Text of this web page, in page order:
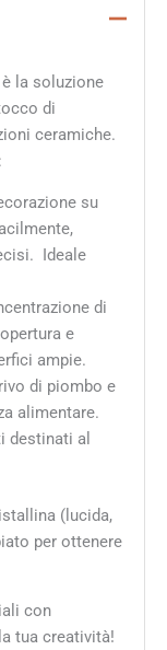
la soluzione
di
ceramiche.
su
Ideale
di
e
ampie.
di piombo e
alimentare.
destinati al
(lucida,
per ottenere
con
tua creatività!